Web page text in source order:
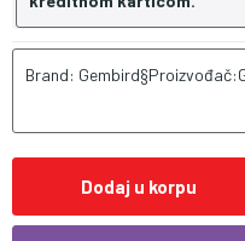
Brand:
Dodaj u korpu